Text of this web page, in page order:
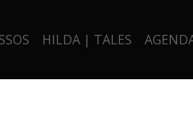
HILDA | TALES